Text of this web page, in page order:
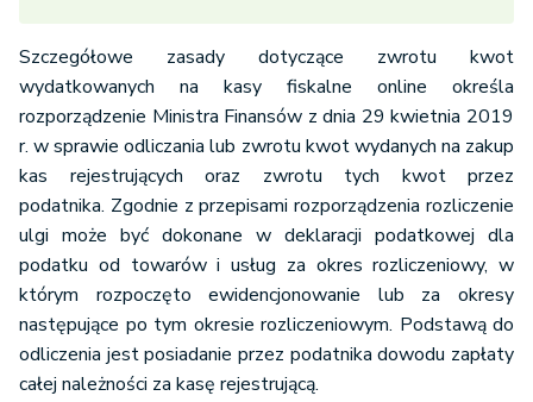
Szczegółowe zasady dotyczące zwrotu kwot
wydatkowanych na kasy fiskalne online określa
rozporządzenie Ministra Finansów z dnia 29 kwietnia 2019
r. w sprawie odliczania lub zwrotu kwot wydanych na zakup
kas rejestrujących oraz zwrotu tych kwot przez
podatnika. Zgodnie z przepisami rozporządzenia rozliczenie
ulgi może być dokonane w deklaracji podatkowej dla
podatku od towarów i usług za okres rozliczeniowy, w
którym rozpoczęto ewidencjonowanie lub za okresy
następujące po tym okresie rozliczeniowym. Podstawą do
odliczenia jest posiadanie przez podatnika dowodu zapłaty
całej należności za kasę rejestrującą.